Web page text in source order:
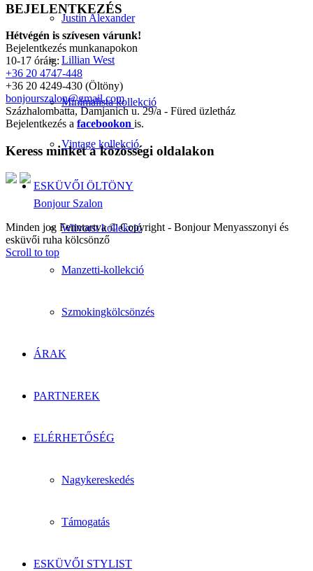
Justin Alexander
Lillian West
Minimalista kollekció
Vintage kollekció
ESKÜVŐI ÖLTÖNY
Wilvorst kollekció
Manzetti-kollekció
Szmokingkölcsönzés
ÁRAK
PARTNEREK
ELÉRHETŐSÉG
Nagykereskedés
Támogatás
ESKÜVŐI STYLIST
BEJELENTKEZÉS
Hétvégén is szívesen várunk!
Bejelentkezés munkanapokon
10-17 óráig:
+36 20 4747-448
+36 20 4249-430 (Öltöny)
bonjourszalon@gmail.com
Százhalombatta, Damjanich u. 29/a - Füred üzletház
Bejelentkezés a facebookon is.
Keress minket a közösségi oldalakon
Bonjour Szalon
Minden jog Fenntartva © Copyright - Bonjour Menyasszonyi és
esküvői ruha kölcsönző
Scroll to top